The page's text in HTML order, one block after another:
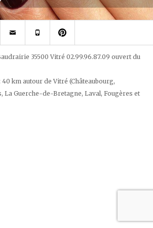
Contacter
Chez
Téléphonez
Chez
Thao
Epinglez
Chez
salon
de
pininterest
35500 Vitré 02.99.96.87.09 ouvert du
km autour de Vitré (Châteaubourg,
La Guerche-de-Bretagne, Laval, Fougères et